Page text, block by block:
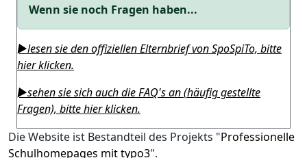
Wenn sie noch Fragen haben...
►lesen sie den offiziellen Elternbrief von SpoSpiTo, bitte
hier klicken.
►sehen sie sich auch die FAQ's an (häufig gestellte
Fragen), bitte hier klicken.
Die Website ist Bestandteil des Projekts "Professionelle
Schulhomepages mit typo3".